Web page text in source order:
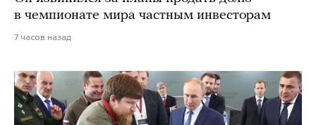
в чемпионате мира частным инвесторам
7 часов назад